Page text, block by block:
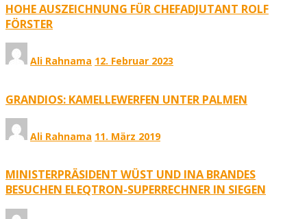
HOHE AUSZEICHNUNG FÜR CHEFADJUTANT ROLF
FÖRSTER
Ali Rahnama 12. Februar 2023
GRANDIOS: KAMELLEWERFEN UNTER PALMEN
Ali Rahnama 11. März 2019
MINISTERPRÄSIDENT WÜST UND INA BRANDES
BESUCHEN ELEQTRON-SUPERRECHNER IN SIEGEN